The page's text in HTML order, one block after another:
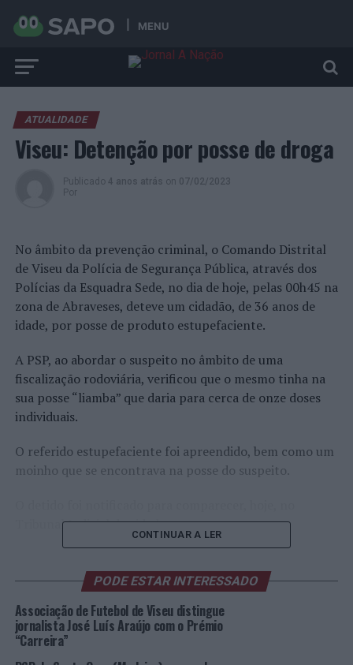
MENU
ATUALIDADE
Viseu: Detenção por posse de droga
Publicado 4 anos atrás on 07/02/2023
Por
No âmbito da prevenção criminal, o Comando Distrital
de Viseu da Polícia de Segurança Pública, através dos
Polícias da Esquadra Sede, no dia de hoje, pelas 00h45 na
zona de Abraveses, deteve um cidadão, de 36 anos de
idade, por posse de produto estupefaciente.
A PSP, ao abordar o suspeito no âmbito de uma
fiscalização rodoviária, verificou que o mesmo tinha na
sua posse “liamba” que daria para cerca de onze doses
individuais.
O referido estupefaciente foi apreendido, bem como um
moinho que se encontrava na posse do suspeito.
Tribunal Judicial da cidade.
VISEU
PRÓXIMO
Distrito de Beja: PSP faz cinco detenções entre 31 de
CONTINUAR A LER
PODE ESTAR INTERESSADO
Associação de Futebol de Viseu distingue
jornalista José Luís Araújo com o Prémio
“Carreira”